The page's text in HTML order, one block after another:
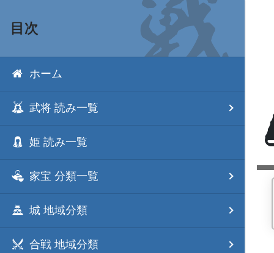
目次
ホーム
武将 読み一覧
姫 読み一覧
家宝 分類一覧
城 地域分類
合戦 地域分類